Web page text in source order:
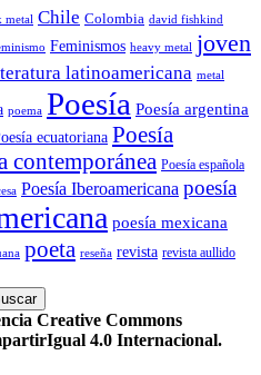
metal Chile Colombia david fishkind
Feminismos heavy metal joven
latinoamericana metal
poema Poesía Poesía argentina
ecuatoriana Poesía
contemporánea Poesía española
Poesía Iberoamericana poesía
poesía mexicana
poeta reseña revista revista aullido
Creative Commons
4.0 Internacional.